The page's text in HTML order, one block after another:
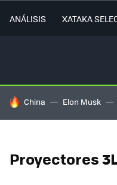
ANÁLISIS XATAKA
HOY SE HABLA DE
China Elon Musk
Proyectores